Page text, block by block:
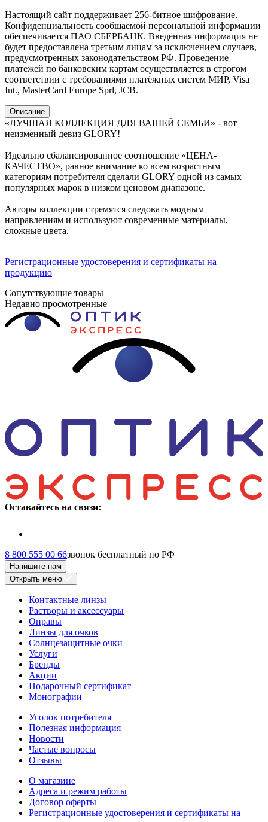
Настоящий сайт поддерживает 256-битное шифрование.
Конфиденциальность сообщаемой персональной информации
обеспечивается ПАО СБЕРБАНК. Введённая информация не
будет предоставлена третьим лицам за исключением случаев,
предусмотренных законодательством РФ. Проведение
платежей по банковским картам осуществляется в строгом
соответствии с требованиями платёжных систем МИР, Visa
Int., MasterCard Europe Sprl, JCB.
Описание
«ЛУЧШАЯ КОЛЛЕКЦИЯ ДЛЯ ВАШЕЙ СЕМЬИ» - вот
неизменный девиз GLORY!
Идеально сбалансированное соотношение «ЦЕНА-
КАЧЕСТВО», равное внимание ко всем возрастным
категориям потребителя сделали GLORY одной из самых
популярных марок в низком ценовом диапазоне.
Авторы коллекции стремятся следовать модным
направлениям и используют современные материалы,
сложные цвета.
Регистрационные удостоверения и сертификаты на
продукцию
Сопутствующие товары
Недавно просмотренные
Оставайтесь на связи:
8 800 555 00 66звонок бесплатный по РФ
Напишите нам
Открыть меню
Контактные линзы
Растворы и аксессуары
Оправы
Линзы для очков
Солнцезащитные очки
Услуги
Бренды
Акции
Подарочный сертификат
Монографии
Уголок потребителя
Полезная информация
Новости
Частые вопросы
Отзывы
О магазине
Адреса и режим работы
Договор оферты
Регистрационные удостоверения и сертификаты на